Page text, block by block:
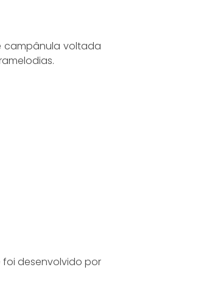
campânula voltada
foi desenvolvido por